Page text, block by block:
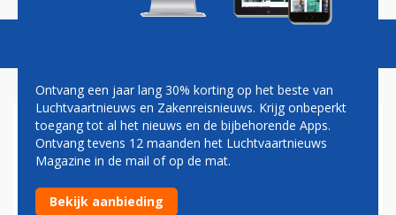
SOUTHWEST AIRLINES KOMT
MET GRATIS WIFI OP ALLE
VLUCHTEN
Ontvang een jaar lang 30% korting op het beste van
Luchtvaartnieuws en Zakenreisnieuws. Krijg onbeperkt
toegang tot al het nieuws en de bijbehorende Apps.
Ontvang tevens 12 maanden het Luchtvaartnieuws
Magazine in de mail of op de mat.
Bekijk aanbieding